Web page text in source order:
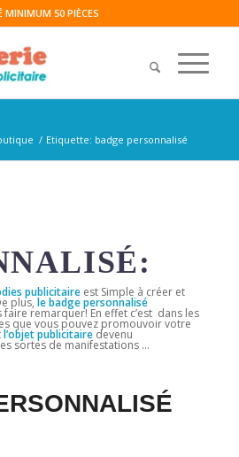
MINIMUM 50 PIÈCES
/ Etiquette: badge personnalisé
publicitaireest Simple à créer et
plus, le badge personnalisé
remarquer! En effet c’est dans les
que vous pouvez promouvoir votre
l’objet publicitairedevenu
sortes de manifestations …